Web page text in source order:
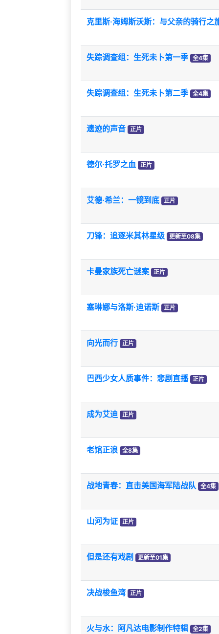
克里斯·海姆斯沃斯：与父亲的骑行之
失踪调查组：生死未卜第一季 全4集
失踪调查组：生死未卜第二季 全4集
遗迹的声音 正片
德尔·托罗之血 正片
艾德·希兰：一镜到底 正片
刀锋：追逐米其林星级 更新至08集
卡曼家族死亡谜案 正片
塞琳娜与洛斯·迪诺斯 正片
向光而行 正片
巴西少女人质事件：悲剧直播 正片
成为艾迪 正片
老馆正浪 全8集
战地青春：直击美国海军陆战队 全4集
山河为证 正片
但是还有戏剧 更新至01集
决战梭鱼湾 正片
火与水：阿凡达电影制作特辑 全2集